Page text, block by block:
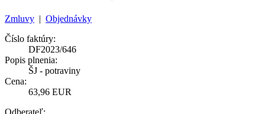
Zmluvy | Objednávky
Číslo faktúry:
DF2023/646
Popis plnenia:
ŠJ - potraviny
Cena:
63,96 EUR
Odberateľ: